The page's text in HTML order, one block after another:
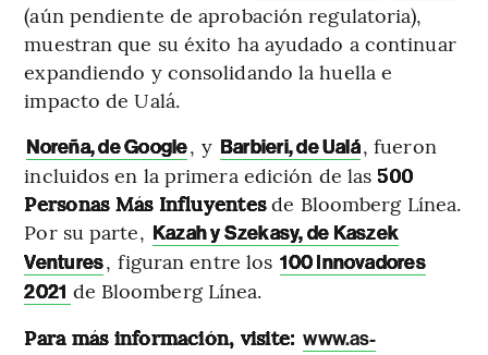
(aún pendiente de aprobación regulatoria),
muestran que su éxito ha ayudado a continuar
expandiendo y consolidando la huella e
impacto de Ualá.
Noreña, de Google, y Barbieri, de Ualá, fueron
incluidos en la primera edición de las 500
Personas Más Influyentesde Bloomberg Línea.
Por su parte, Kazah y Szekasy, de Kaszek
Ventures, figuran entre los 100 Innovadores
2021 de Bloomberg Línea.
Para más información, visite: www.as-